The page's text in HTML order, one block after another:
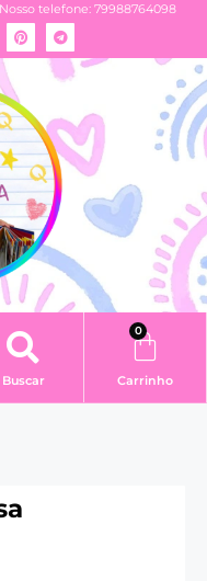
Nosso telefone: 79988764098
Buscar
0
Carrinho